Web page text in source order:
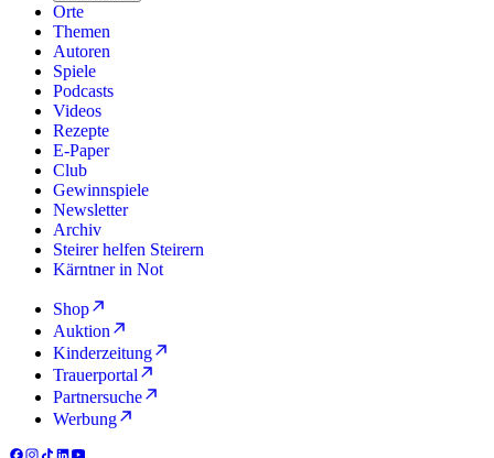
Orte
Themen
Autoren
Spiele
Podcasts
Videos
Rezepte
E-Paper
Club
Gewinnspiele
Newsletter
Archiv
Steirer helfen Steirern
Kärntner in Not
Shop
Auktion
Kinderzeitung
Trauerportal
Partnersuche
Werbung